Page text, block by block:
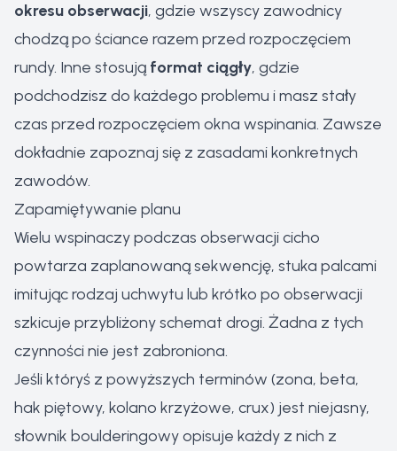
okresu obserwacji, gdzie wszyscy zawodnicy
chodzą po ściance razem przed rozpoczęciem
rundy. Inne stosują format ciągły, gdzie
podchodzisz do każdego problemu i masz stały
czas przed rozpoczęciem okna wspinania. Zawsze
dokładnie zapoznaj się z zasadami konkretnych
zawodów.
Zapamiętywanie planu
Wielu wspinaczy podczas obserwacji cicho
powtarza zaplanowaną sekwencję, stuka palcami
imitując rodzaj uchwytu lub krótko po obserwacji
szkicuje przybliżony schemat drogi. Żadna z tych
czynności nie jest zabroniona.
Jeśli któryś z powyższych terminów (zona, beta,
hak piętowy, kolano krzyżowe, crux) jest niejasny,
słownik boulderingowyopisuje każdy z nich z